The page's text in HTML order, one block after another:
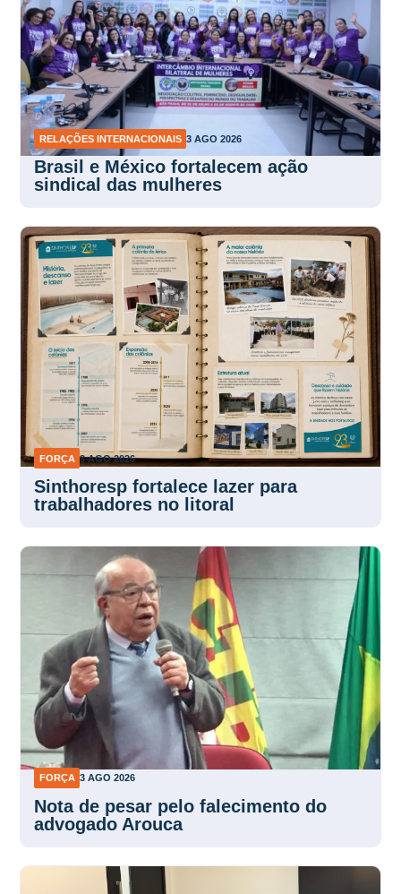
RELAÇÕES INTERNACIONAIS 3 AGO 2026
Brasil e México fortalecem ação
sindical das mulheres
FORÇA 3 AGO 2026
Sinthoresp fortalece lazer para
trabalhadores no litoral
FORÇA 3 AGO 2026
Nota de pesar pelo falecimento do
advogado Arouca